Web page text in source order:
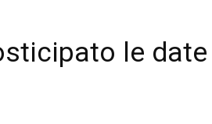
le date